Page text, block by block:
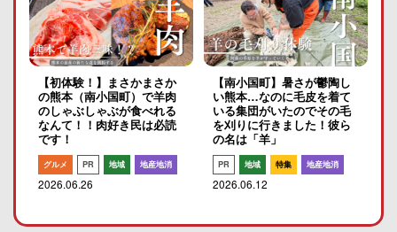
【初体験！】まさかまさか
の熊本（南小国町）で羊肉
のしゃぶしゃぶが食べれる
なんて！！肉好き民は必読
です！
グルメ PR 地域 地産地消
2026.06.26
【南小国町】暑さが鬱陶し
い熊本…なのに毛皮を着て
いる集団がいたのでその毛
を刈りに行きました！彼ら
の名は「羊」
PR 地域 特集 地産地消
2026.06.12